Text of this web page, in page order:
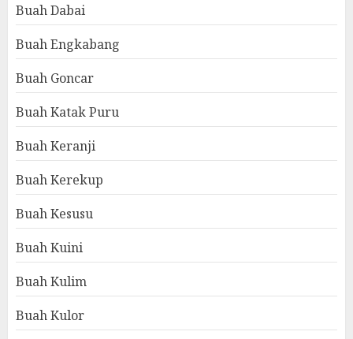
Buah Dabai
Buah Engkabang
Buah Goncar
Buah Katak Puru
Buah Keranji
Buah Kerekup
Buah Kesusu
Buah Kuini
Buah Kulim
Buah Kulor